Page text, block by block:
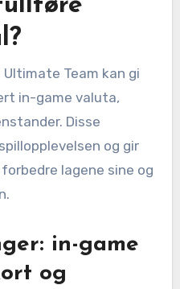
Team kan gi
in-game valuta,
Disse
og gir
lagene sine og
in-game
og